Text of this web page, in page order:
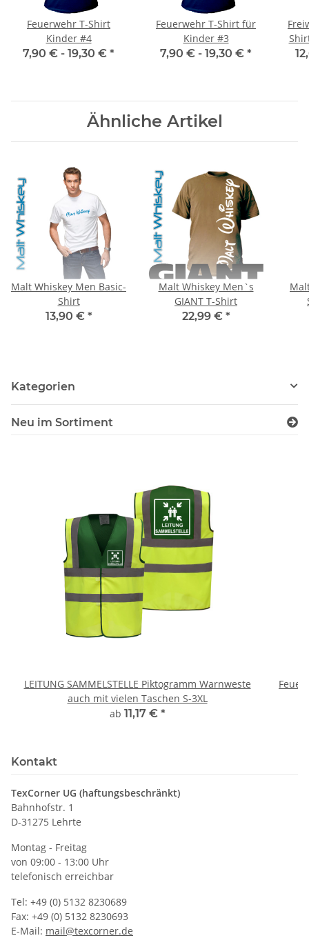
Feuerwehr T-Shirt
Kinder #4
7,90 € - 19,30 € *
Feuerwehr T-Shirt für
Kinder #3
7,90 € - 19,30 € *
Ähnliche Artikel
Malt Whiskey Men Basic-
Shirt
13,90 € *
Malt Whiskey Men`s
GIANT T-Shirt
22,99 € *
Kategorien
Neu im Sortiment
LEITUNG SAMMELSTELLE Piktogramm Warnweste
auch mit vielen Taschen S-3XL
ab 11,17 € *
Kontakt
TexCorner UG (haftungsbeschränkt)
Bahnhofstr. 1
D-31275 Lehrte
Montag - Freitag
von 09:00 - 13:00 Uhr
telefonisch erreichbar
Tel: +49 (0) 5132 8230689
Fax: +49 (0) 5132 8230693
E-Mail: mail@texcorner.de